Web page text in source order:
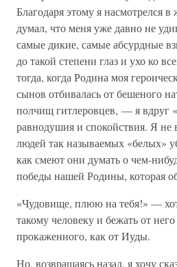
Благодаря этому я насмотрелся
думал, что меня уже давно не
самые дикие, самые абсурдные
до такой степени глаз и ухо ко
тогда, когда Родина моя
сынов отбивалась от бешеного
полчищ гитлеровцев, — я вдруг
равнодушия и спокойствия. Я не
людей так называемых «белых»
как смеют они думать о чем-
победы нашей Родины, которая
«Чудовище, плюю на тебя!» —
такому человеку и бежать от
прокаженного, как от Иуды.
Но, возвращаясь назад, я хочу